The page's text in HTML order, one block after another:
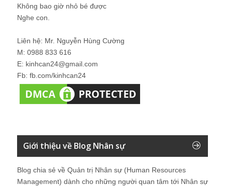
Không bao giờ nhỏ bé được
Nghe con.
Liên hệ: Mr. Nguyễn Hùng Cường
M: 0988 833 616
E: kinhcan24@gmail.com
Fb: fb.com/kinhcan24
Giới thiệu về Blog Nhân sự
Blog chia sẻ về Quản trị Nhân sự (Human Resources
Management) dành cho những người quan tâm tới Nhân sự